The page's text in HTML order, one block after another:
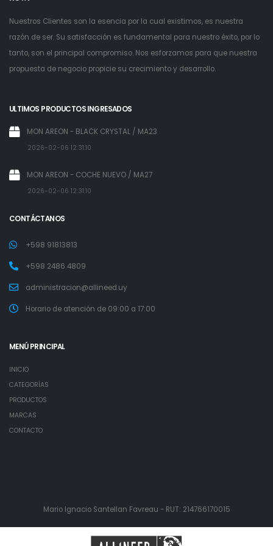
Nuestros Clientes son la esencia por la cual existimos, es nuestra
razón de ser. Su satisfacción es fundamental para nuestro éxito, por lo
tanto, son el principal compromiso. Nos esforzamos para que nuestra
propuesta de negocio propicie su crecimiento y desarrollo.
ULTIMOS PRODUCTOS INGRESADOS
MON AREON - BLACK CRYSTAL / MA23
2026-02-06 12:31:10
MON AREON - COCHE NUEVO / MA27
2026-02-06 12:31:10
CONTÁCTANOS
+598 91813813
+598 2486 4809
administracion@allineed.uy
Horario de atención de 09:00 a 17:00
MENÚ PRINCIPAL
INICIO
CATEGORÍAS
PRODUCTOS
MARCAS
CONTACTO
Mario Ignacio Santellan Favreau - RUT: 214766170015